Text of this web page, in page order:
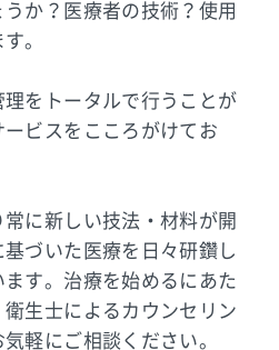
か？医療者の技術？使用
。
をトータルで行うことが
ビスをこころがけてお
に新しい技法・材料が開
づいた医療を日々研鑽し
す。治療を始めるにあた
生士によるカウンセリン
軽にご相談ください。